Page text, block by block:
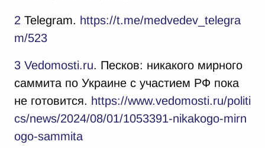
2 Telegram. https://t.me/medvedev_telegra
m/523
3 Vedomosti.ru. Песков: никакого мирного
саммита по Украине с участием РФ пока
не готовится. https://www.vedomosti.ru/politi
cs/news/2024/08/01/1053391-nikakogo-mirn
ogo-sammita